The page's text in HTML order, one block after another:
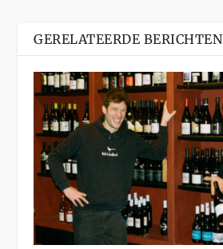
GERELATEERDE BERICHTEN